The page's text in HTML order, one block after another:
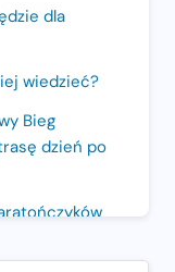
dla
wiedzieć?
Bieg
dzień po